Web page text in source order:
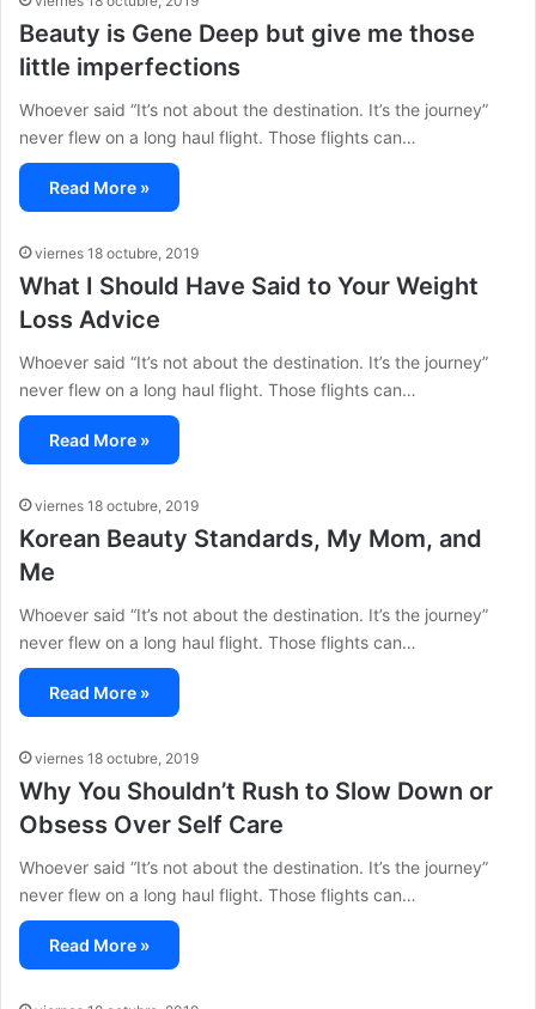
Beauty is Gene Deep but give me those
little imperfections
Whoever said “It’s not about the destination. It’s the journey”
never flew on a long haul flight. Those flights can…
Read More »
viernes 18 octubre, 2019
What I Should Have Said to Your Weight
Loss Advice
Whoever said “It’s not about the destination. It’s the journey”
never flew on a long haul flight. Those flights can…
Read More »
viernes 18 octubre, 2019
Korean Beauty Standards, My Mom, and
Me
Whoever said “It’s not about the destination. It’s the journey”
never flew on a long haul flight. Those flights can…
Read More »
viernes 18 octubre, 2019
Why You Shouldn’t Rush to Slow Down or
Obsess Over Self Care
Whoever said “It’s not about the destination. It’s the journey”
never flew on a long haul flight. Those flights can…
Read More »